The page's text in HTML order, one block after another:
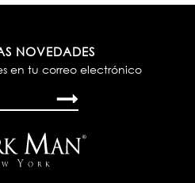
NOVEDADES
en tu correo electrónico